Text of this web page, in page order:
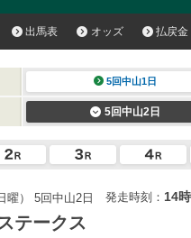
出馬表 オッズ 払戻金
5回中山1日
5回中山2日
曜） 5回中山2日 発走時刻： 14
テークス